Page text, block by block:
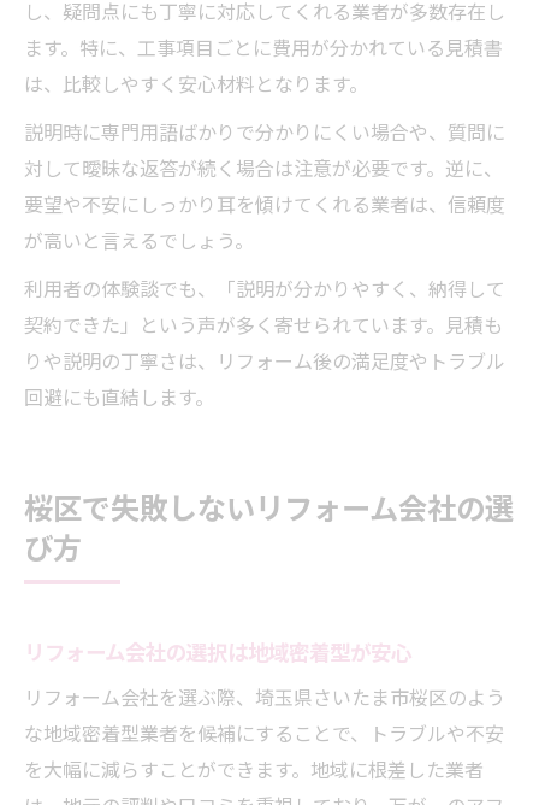
し、疑問点にも丁寧に対応してくれる業者が多数存在し
ます。特に、工事項目ごとに費用が分かれている見積書
は、比較しやすく安心材料となります。
説明時に専門用語ばかりで分かりにくい場合や、質問に
対して曖昧な返答が続く場合は注意が必要です。逆に、
要望や不安にしっかり耳を傾けてくれる業者は、信頼度
が高いと言えるでしょう。
利用者の体験談でも、「説明が分かりやすく、納得して
契約できた」という声が多く寄せられています。見積も
りや説明の丁寧さは、リフォーム後の満足度やトラブル
回避にも直結します。
桜区で失敗しないリフォーム会社の選
び方
リフォーム会社の選択は地域密着型が安心
リフォーム会社を選ぶ際、埼玉県さいたま市桜区のよう
な地域密着型業者を候補にすることで、トラブルや不安
を大幅に減らすことができます。地域に根差した業者